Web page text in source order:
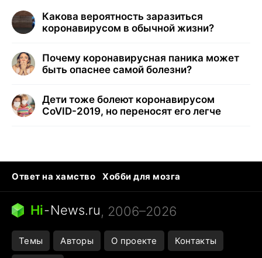
Какова вероятность заразиться
коронавирусом в обычной жизни?
Почему коронавирусная паника может
быть опаснее самой болезни?
Дети тоже болеют коронавирусом
CoVID-2019, но переносят его легче
Ответ на хамство
Хобби для мозга
Бензин 100 и 95
Тунцы в океанариуме
Следующая пандемия
Hi-News.ru, 2006–2026
Темы Авторы О проекте Контакты